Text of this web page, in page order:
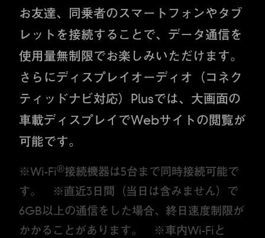
お友達、同乗者のスマートフォンやタブ
レットを接続することで、データ通信を
使用量無制限でお楽しみいただけます。
さらにディスプレイオーディオ（コネク
ティッドナビ対応）Plusでは、大画面の
車載ディスプレイでWebサイトの閲覧が
可能です。
※Wi-Fi®接続機器は5台まで同時接続可能で
す。 ※直近3日間（当日は含みません）で
6GB以上の通信をした場合、終日速度制限が
かかることがあります。 ※車内Wi-Fiと